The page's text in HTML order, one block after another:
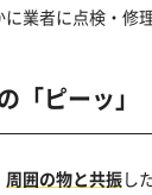
業者に点検・修
「ピーッ」
周囲の物と共振し